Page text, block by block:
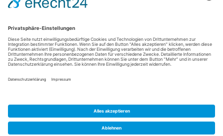
Atlantische Akademie Rheinland-Pfalz e.V.
67657 Kaiserslautern
FON 0631 36610-0
FAX 0631 36610-15
©2026 Atlantische Akademie Rheinland-Pfalz e. V. |
Datenschutzerklärung|AGB